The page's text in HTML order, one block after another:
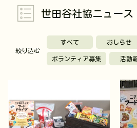
世田谷社協ニュース
絞り込む
すべて おしらせ
ボランティア募集 活動